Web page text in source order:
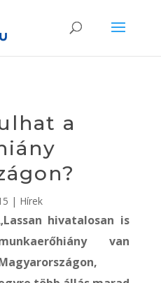
a
| Hírek
hivatalosan is
van